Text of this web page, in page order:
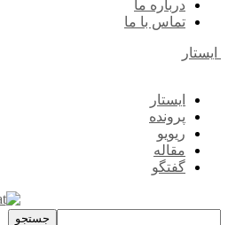
درباره ما
تماس با ما
ایستار
ایستار
پرونده
ریویو
مقاله
گفتگو